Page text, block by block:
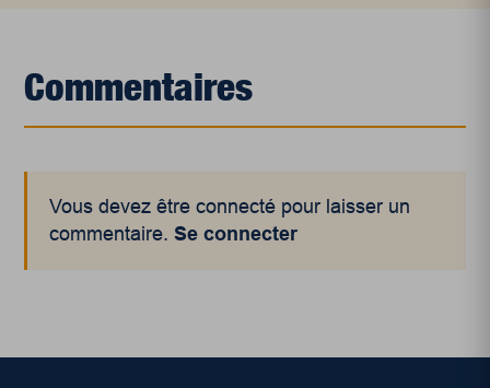
Commentaires
Vous devez être connecté pour laisser un
commentaire.Se connecter